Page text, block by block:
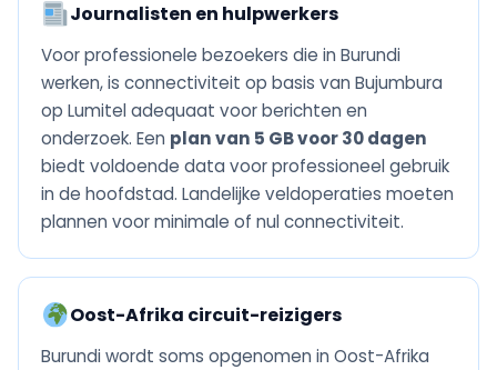
Journalisten en hulpwerkers
Voor professionele bezoekers die in Burundi
werken, is connectiviteit op basis van Bujumbura
op Lumitel adequaat voor berichten en
onderzoek. Een plan van 5 GB voor 30 dagen
biedt voldoende data voor professioneel gebruik
in de hoofdstad. Landelijke veldoperaties moeten
plannen voor minimale of nul connectiviteit.
Oost-Afrika circuit-reizigers
Burundi wordt soms opgenomen in Oost-Afrika